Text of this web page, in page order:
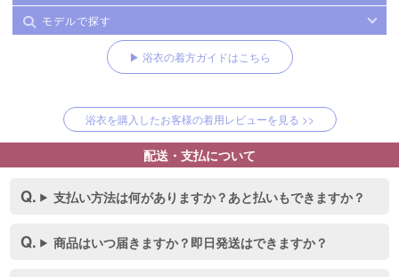
モデルで探す
▶ 浴衣の着方ガイドはこちら
浴衣を購入したお客様の着用レビューを見る >>
配送・支払について
支払い方法は何がありますか？あと払いもできますか？
商品はいつ届きますか？即日発送はできますか？